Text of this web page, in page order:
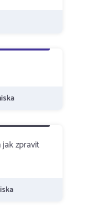
zpravit